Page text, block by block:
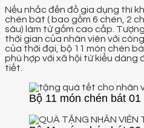
Nếu nhắc đến đồ gia dụng thì
chén bát ( bao gồm 6 chén, 2
sâu) làm từ gốm cao cấp.
thời gian của nhân viên với
của thời đại, bộ 11 món chén
phù hợp với xã hội từ kiểu dáng
tiết.
Bộ 11 món chén bát 01